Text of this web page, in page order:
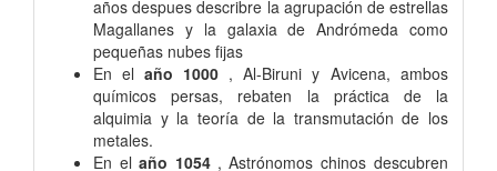
años despues describre la agrupación de estrellas
Magallanes y la galaxia de Andrómeda como
pequeñas nubes fijas
En el año 1000 , Al-Biruni y Avicena, ambos
químicos persas, rebaten la práctica de la
alquimia y la teoría de la transmutación de los
metales.
En el año 1054 , Astrónomos chinos descubren